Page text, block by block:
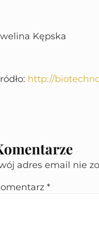
Kępska
http://
adres email nie
*